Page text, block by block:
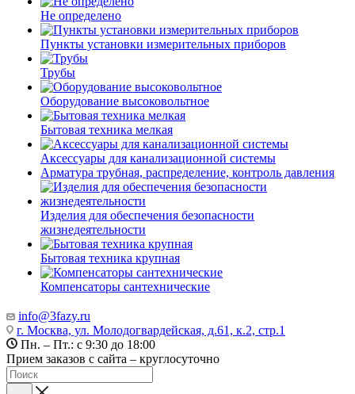
Не определено
Пункты установки измерительных приборов
Трубы
Оборудование высоковольтное
Бытовая техника мелкая
Аксессуары для канализационной системы
Арматура трубная, распределение, контроль давления
Изделия для обеспечения безопасности
жизнедеятельности
Бытовая техника крупная
Компенсаторы сантехнические
info@3fazy.ru
г. Москва, ул. Молодогвардейская, д.61, к.2, стр.1
Пн. – Пт.: с 9:30 до 18:00
Прием заказов с сайта – круглосуточно